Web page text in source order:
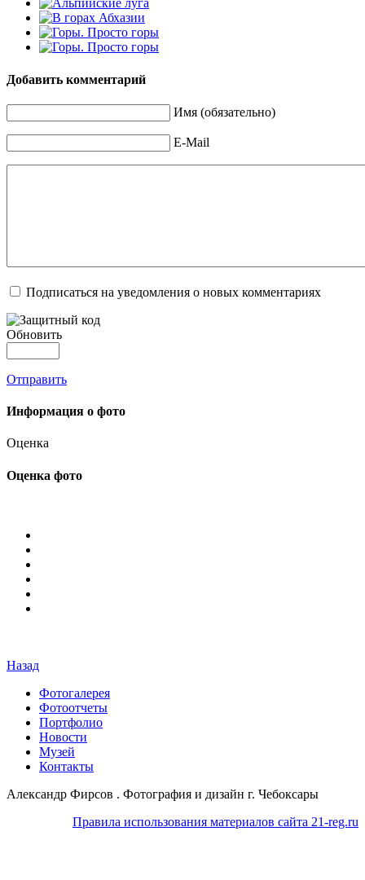
Добавить комментарий
Имя (обязательно)
E-Mail
Подписаться на уведомления о новых комментариях
Обновить
Отправить
Информация о фото
Оценка
Оценка фото
Назад
Фотогалерея
Фотоотчеты
Портфолио
Новости
Музей
Контакты
Александр Фирсов . Фотография и дизайн г. Чебоксары
Правила использования материалов сайта 21-reg.ru